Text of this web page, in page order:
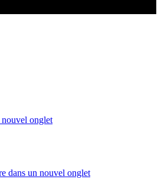
nouvel onglet
dans un nouvel onglet